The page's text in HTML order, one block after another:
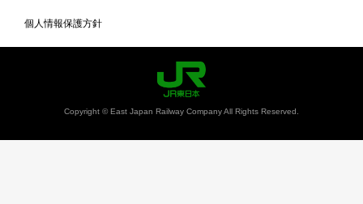
個人情報保護方針
Copyright © East Japan Railway Company All Rights Reserved.